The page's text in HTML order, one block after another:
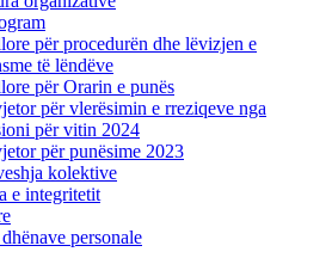
për procedurën dhe lëvizjen e
të lëndëve
për Orarin e punës
për vlerësimin e rreziqeve nga
për vitin 2024
për punësime 2023
kolektive
e integritetit
personale